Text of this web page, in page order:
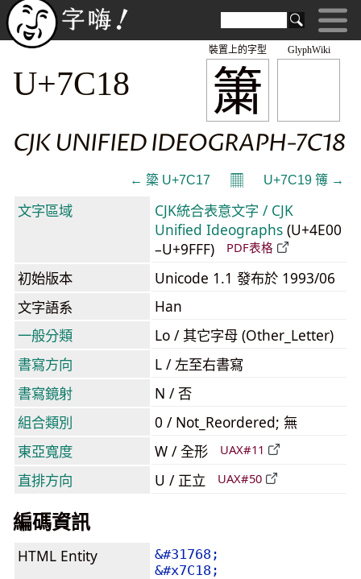
GlyphWiki
簘
裝置上的字型
U+7C18
CJK UNIFIED IDEOGRAPH-7C18
← 簗 U+7C17 𝄜 U+7C19 簙 →
文字區域
CJK統合表意文字 / CJK
Unified Ideographs (U+4E00
–U+9FFF)
PDF表格
初始版本
Unicode 1.1 發布於 1993/06
文字語系
Han
一般分類
Lo / 其它字母 (Other_Letter)
書寫方向
L / 左至右書寫
書寫鏡射
N / 否
組合類別
0 / Not_Reordered; 無
東亞寬度
W / 全形 UAX#11
直排方向 U / 正立 UAX#50
編碼資訊
HTML Entity
&#31768;
&#x7C18;